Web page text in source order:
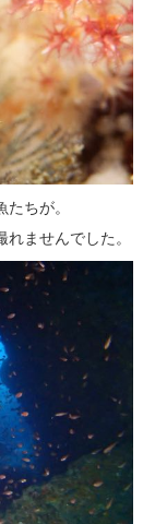
ちが。
ませんでした。